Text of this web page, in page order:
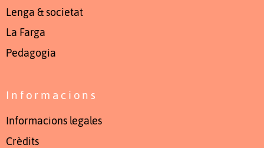
Lenga & societat
La Farga
Pedagogia
Informacions
Informacions legales
Crèdits